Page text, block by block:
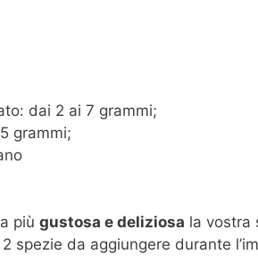
dai 2 ai 7 grammi;
grammi;
più gustosa e deliziosa la vostra
spezie da aggiungere durante